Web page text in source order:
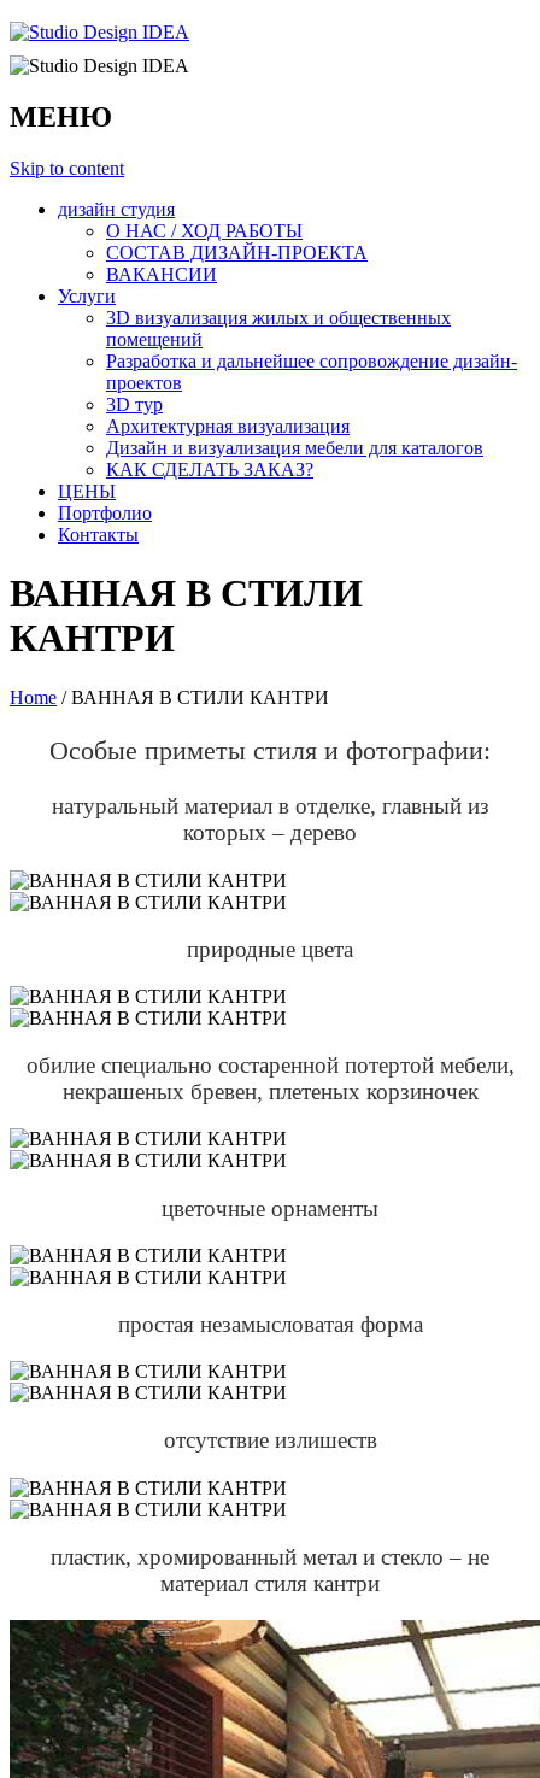
МЕНЮ
Skip to content
дизайн студия
О НАС / ХОД РАБОТЫ
СОСТАВ ДИЗАЙН-ПРОЕКТА
ВАКАНСИИ
Услуги
3D визуализация жилых и общественных
помещений
Разработка и дальнейшее сопровождение дизайн-
проектов
3D тур
Архитектурная визуализация
Дизайн и визуализация мебели для каталогов
КАК СДЕЛАТЬ ЗАКАЗ?
ЦЕНЫ
Портфолио
Контакты
ВАННАЯ В СТИЛИ
КАНТРИ
Home /ВАННАЯ В СТИЛИ КАНТРИ
Особые приметы стиля и фотографии:
натуральный материал в отделке, главный из
которых – дерево
природные цвета
обилие специально состаренной потертой мебели,
некрашеных бревен, плетеных корзиночек
цветочные орнаменты
простая незамысловатая форма
отсутствие излишеств
пластик, хромированный метал и стекло – не
материал стиля кантри